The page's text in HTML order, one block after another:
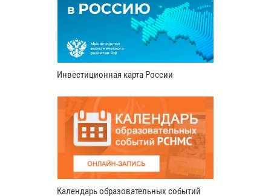
Инвестиционная карта России
Календарь образовательных событий